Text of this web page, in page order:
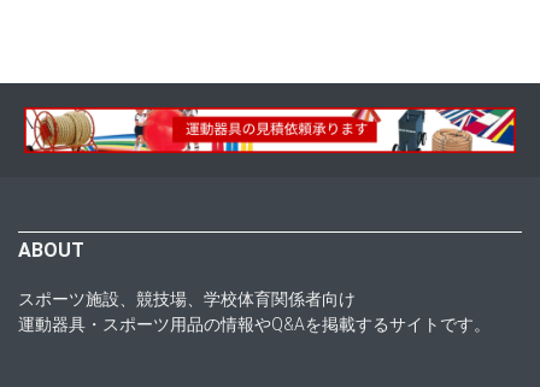
ABOUT
スポーツ施設、競技場、学校体育関係者向け
運動器具・スポーツ用品の情報やQ&Aを掲載するサイトです。